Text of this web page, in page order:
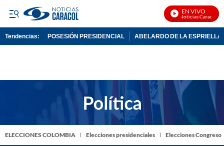
EN VIVO
Noticias Caracol En
Tendencias: POSESIÓN PRESIDENCIAL ABELARDO DE LA ESPRIELLA
ELECCIONES COLOMBIA Elecciones presidenciales Elecciones Congreso